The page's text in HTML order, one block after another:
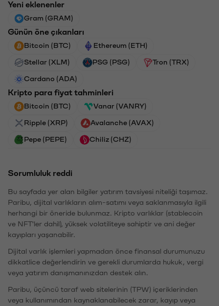
Yeni eklenenler
Gram (GRAM)
Günün öne çıkanları
Bitcoin (BTC) Ethereum (ETH)
Stellar (XLM) PSG (PSG) Tron (TRX)
Cardano (ADA)
Kripto para fiyat tahminleri
Bitcoin (BTC) Vanar (VANRY)
Ripple (XRP) Avalanche (AVAX)
Pepe (PEPE) Chiliz (CHZ)
Sorumluluk reddi
Bu sayfada yer alan bilgiler yatırım tavsiyesi niteliği taşımaz.
Paribu, dijital varlıkların alım-satımı veya saklanmasıyla ilgili
herhangi bir öneride bulunmaz. Kripto varlıklar (stablecoin
ve NFT'ler dahil), yüksek volatiliteye sahiptir ve ani değer
kayıpları yaşanabilir.
Dijital varlık işlemleri yapmadan önce finansal durumunuzu
dikkatlice değerlendirin ve gerekli durumlarda hukuk, vergi
veya yatırım danışmanınızdan destek alın.
Paribu, üçüncü taraf web sitelerinin (TPW) içeriklerinden
veya kullanımından kaynaklanabilecek zarar, kayıp veya